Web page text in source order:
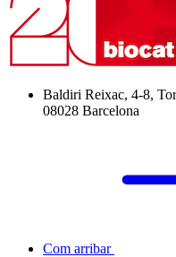
Baldiri Reixac, 4-8,
08028 Barcelona
Com arribar